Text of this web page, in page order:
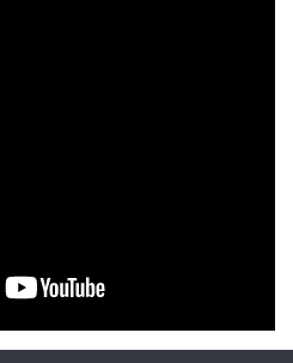
Etkinliği